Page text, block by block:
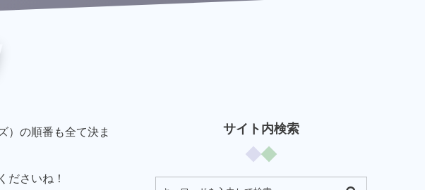
）の順番も全て決ま
ださいね！
サイト内検索